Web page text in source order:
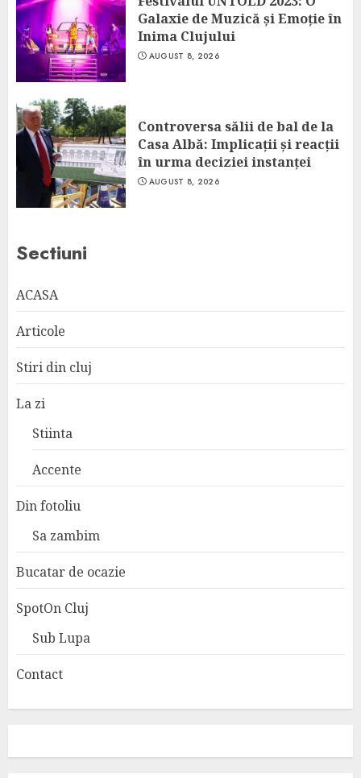
Galaxie de Muzică și Emoție în
Inima Clujului
AUGUST 8, 2026
Controversa sălii de bal de la
Casa Albă: Implicații și reacții
în urma deciziei instanței
AUGUST 8, 2026
Sectiuni
ACASA
Articole
Stiri din cluj
La zi
Stiinta
Accente
Din fotoliu
Sa zambim
Bucatar de ocazie
SpotOn Cluj
Sub Lupa
Contact